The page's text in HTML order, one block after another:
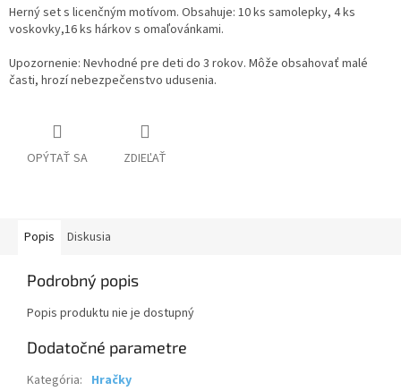
Herný set s licenčným motívom. Obsahuje: 10 ks samolepky, 4 ks
voskovky,16 ks hárkov s omaľovánkami.
Upozornenie: Nevhodné pre deti do 3 rokov. Môže obsahovať malé
časti, hrozí nebezpečenstvo udusenia.
OPÝTAŤ SA ZDIEĽAŤ
Popis Diskusia
Podrobný popis
Popis produktu nie je dostupný
Dodatočné parametre
Kategória: Hračky